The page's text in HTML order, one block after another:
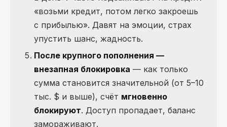
«возьми кредит, потом легко закроешь
с прибылью». Давят на эмоции, страх
упустить шанс, жадность.
После крупного пополнения —
внезапная блокировка — как только
сумма становится значительной (от 5–10
тыс. $ и выше), счёт мгновенно
блокируют. Доступ пропадает, баланс
замораживают.